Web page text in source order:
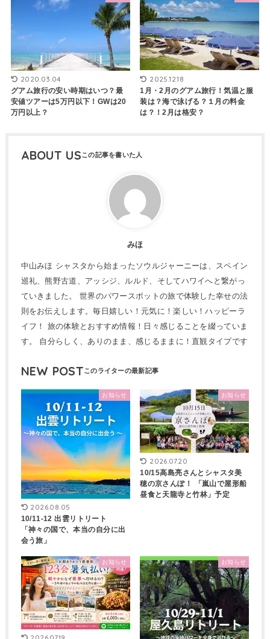
2020.03.04
グアム旅行の安い時期はいつ？最
安値ツアーは5万円以下！GWは20
万円以上？
2025.12.18
1月・2月のグアム旅行！気温と服
装は？海で泳げる？１月の料金
は？！2月は格安？
ABOUT US
みほ
中山みほ シャスタから始まったソウルジャーニーは、スペイン
巡礼、熊野古道、アッシジ、ルルド、そしてハワイへと繋がっ
ていきました。 世界のパワースポットの旅で体験した幸せの法
則をお伝えします。毎日嬉しい！元気に！楽しい！ハッピーラ
イフ！ 旅の体験とおすすめ情報！日々感じることを綴っていま
す。 自分らしく、ありのまま、感じるままに！直観タイプです
NEW POST
お知らせ
2026.08.05
10/11-12 出雲リトリート
「神々の国で、本当の自分に出
会う旅」
お知らせ
2026.07.20
10/15高島亮さんとシャスタ美
穂の京さんぽ！ 「嵐山で屋形船
昼食と天龍寺と竹林」予定
お知らせ お知らせ